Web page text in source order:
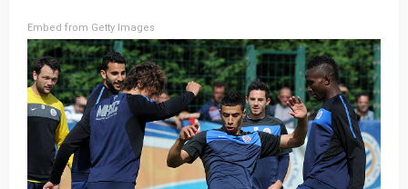
Embed from Getty Images